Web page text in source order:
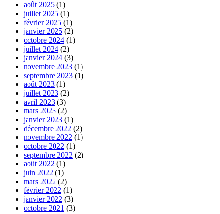
août 2025 (1)
juillet 2025 (1)
février 2025 (1)
janvier 2025 (2)
octobre 2024 (1)
juillet 2024 (2)
janvier 2024 (3)
novembre 2023 (1)
septembre 2023 (1)
août 2023 (1)
juillet 2023 (2)
avril 2023 (3)
mars 2023 (2)
janvier 2023 (1)
décembre 2022 (2)
novembre 2022 (1)
octobre 2022 (1)
septembre 2022 (2)
août 2022 (1)
juin 2022 (1)
mars 2022 (2)
février 2022 (1)
janvier 2022 (3)
octobre 2021 (3)